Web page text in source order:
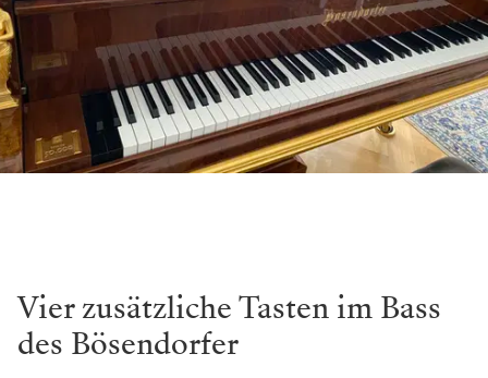
Vier zusätzliche Tasten im Bass
des Bösendorfer